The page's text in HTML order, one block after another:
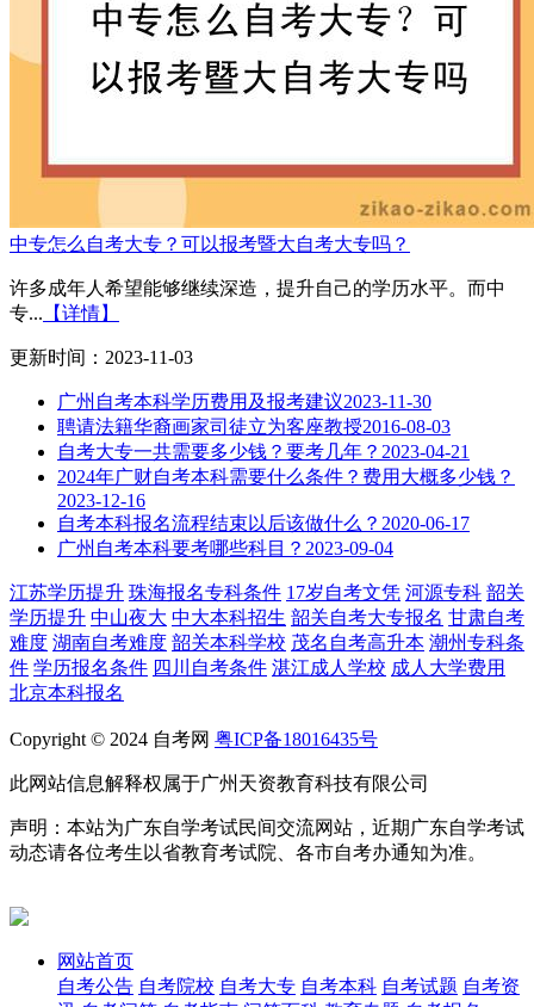
中专怎么自考大专？可以报考暨大自考大专吗？
许多成年人希望能够继续深造，提升自己的学历水平。而中
专... 【详情】
更新时间：2023-11-03
广州自考本科学历费用及报考建议2023-11-30
聘请法籍华裔画家司徒立为客座教授2016-08-03
自考大专一共需要多少钱？要考几年？ 2023-04-21
2024年广财自考本科需要什么条件？费用大概多少钱？
2023-12-16
自考本科报名流程结束以后该做什么？ 2020-06-17
广州自考本科要考哪些科目？ 2023-09-04
江苏学历提升 珠海报名专科条件 17岁自考文凭 河源专科 韶关
学历提升 中山夜大 中大本科招生 韶关自考大专报名 甘肃自考
难度 湖南自考难度 韶关本科学校 茂名自考高升本 潮州专科条
件 学历报名条件 四川自考条件 湛江成人学校 成人大学费用
北京本科报名
Copyright © 2024 自考网 粤ICP备18016435号
此网站信息解释权属于广州天资教育科技有限公司
声明：本站为广东自学考试民间交流网站，近期广东自学考试
动态请各位考生以省教育考试院、各市自考办通知为准。
网站首页
自考公告 自考院校 自考大专 自考本科 自考试题 自考资